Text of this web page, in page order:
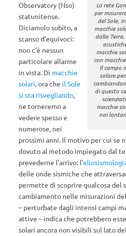
La rete
per
del Sole,
macchie
dalla
macchie
con
Il campo
solare
di questo
macchie
noi
Observatory (Nso)
statunitense.
Diciamolo subito, a
scanso d’equivoci:
non c’è nessun
particolare allarme
in vista. Di macchie
solari, ora che il Sole
si sta risvegliando,
ne torneremo a
vedere spesso e
numerose, nei
prossimi anni. Il motivo per cui se
dovuto al metodo impiegato dal
prevederne l’arrivo: l’
delle onde sismiche che
permette di scoprire qualcosa del
cambiamento nelle misurazioni
– perturbate dagli intensi campi
attive – indica che potrebbero
solari ancora non visibili sul lato